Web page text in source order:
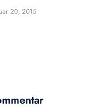
20, 2015